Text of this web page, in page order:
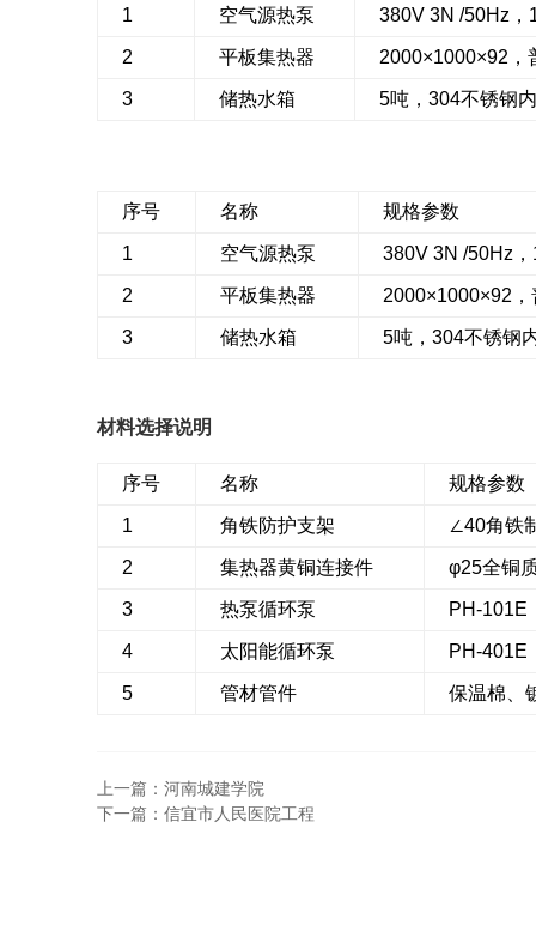
1 空气源热泵 380V 3N /50Hz，
2 平板集热器 2000×1000×92，
3 储热水箱 5吨，304不锈钢
序号 名称 规格参数
1 空气源热泵 380V 3N /50Hz
2 平板集热器 2000×1000×92
3 储热水箱 5吨，304不锈钢
材料选择说明
序号 名称 规格参数
1 角铁防护支架 ∠40角铁
2 集热器黄铜连接件 φ25全铜
3 热泵循环泵 PH-101E
4 太阳能循环泵 PH-401E
5 管材管件 保温棉、
上一篇：河南城建学院
下一篇：信宜市人民医院工程